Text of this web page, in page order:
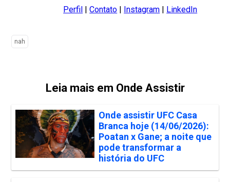
Perfil |Contato | Instagram | LinkedIn
nah
Leia mais em Onde Assistir
Onde assistir UFC Casa
Branca hoje (14/06/2026):
Poatan x Gane; a noite que
pode transformar a
história do UFC